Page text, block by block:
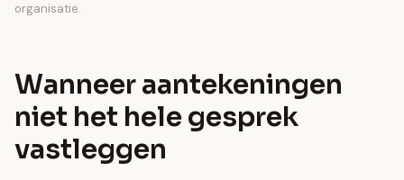
organisatie.
Wanneer aantekeningen
niet het hele gesprek
vastleggen